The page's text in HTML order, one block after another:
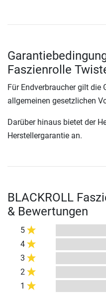
Faszienrolle
Für Endverbraucher gilt die
allgemeinen gesetzlichen
Darüber hinaus bietet der
Herstellergarantie an.
BLACKROLL
& Bewertungen
5
4
3
2
1